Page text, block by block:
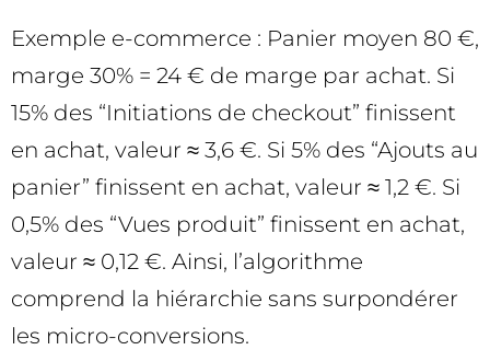
Exemple e-commerce : Panier moyen 80 €,
marge 30% = 24 € de marge par achat. Si
15% des “Initiations de checkout” finissent
en achat, valeur ≈ 3,6 €. Si 5% des “Ajouts au
panier” finissent en achat, valeur ≈ 1,2 €. Si
0,5% des “Vues produit” finissent en achat,
valeur ≈ 0,12 €. Ainsi, l’algorithme
comprend la hiérarchie sans surpondérer
les micro-conversions.